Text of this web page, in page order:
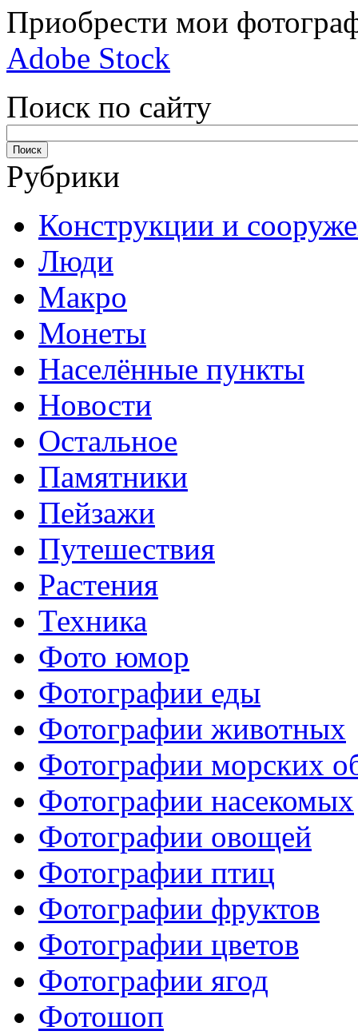
Приобрести мои
Adobe Stock
Поиск по сайту
Рубрики
Конструкции и
Люди
Макро
Монеты
Населённые пункты
Новости
Остальное
Памятники
Пейзажи
Путешествия
Растения
Техника
Фото юмор
Фотографии еды
Фотографии животных
Фотографии морских
Фотографии насекомых
Фотографии овощей
Фотографии птиц
Фотографии фруктов
Фотографии цветов
Фотографии ягод
Фотошоп